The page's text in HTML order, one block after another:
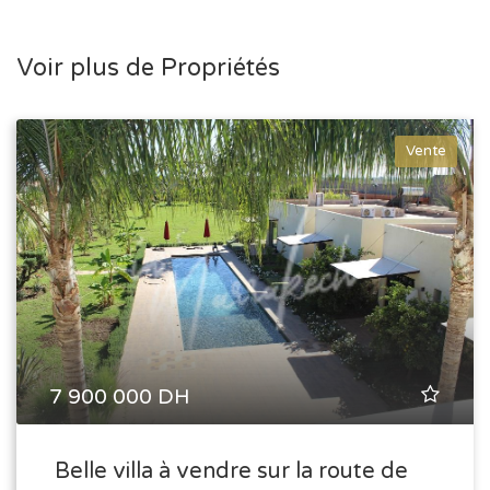
Voir plus de Propriétés
Vente
7 900 000 DH
Belle villa à vendre sur la route de